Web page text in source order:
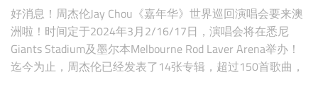
好消息！周杰伦Jay Chou《嘉年华》世界巡回演唱会要来澳
洲啦！时间定于2024年3月2/16/17日，演唱会将在悉尼
Giants Stadium及墨尔本Melbourne Rod Laver Arena举办！
迄今为止，周杰伦已经发表了14张专辑，超过150首歌曲，